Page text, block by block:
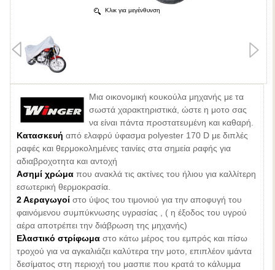
Κλικ για μεγένθυνση
Μια οικονομική κουκούλα μηχανής με τα
σωστά χαρακτηριστικά, ώστε η μοτο σας
να είναι πάντα προστατευμένη και καθαρή.
Κατασκευήαπό ελαφρύ ύφασμα polyester 170 D με διπλές
ραφές και θερμοκολημένες ταινίες στα σημεία ραφής για
αδιαβροχοτητα και αντοχή
Ασημί χρώμαπου ανακλά τις ακτίνες του ήλιου για καλλίτερη
εσωτερική θερμοκρασία.
2 Αεραγωγοίστο ύψος του τιμονιού για την αποφυγή του
φαινόμενου συμπύκνωσης υγρασίας , ( η έξοδος του υγρού
αέρα αποτρέπει την διάβρωση της μηχανής)
Ελαστικό στρίφωμα στο κάτω μέρος του εμπρός και πίσω
τροχού για να αγκαλιάζει καλύτερα την μοτο, επιπλέον ιμάντα
δεσίματος στη περιοχή του μασπιε που κρατά το κάλυμμα